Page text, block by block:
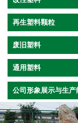
再生塑料颗粒
废旧塑料
通用塑料
公司形象展示与生产